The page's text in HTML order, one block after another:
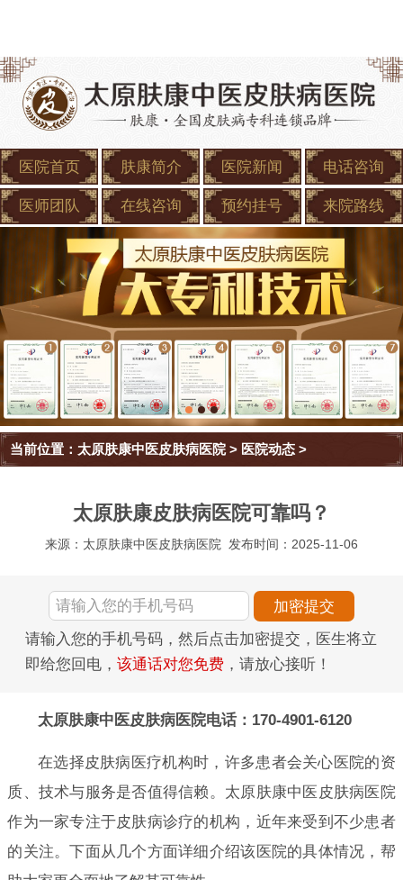
医院首页 肤康简介 医院新闻 电话咨询
医师团队 在线咨询 预约挂号 来院路线
当前位置： 太原肤康中医皮肤病医院> 医院动态 >
太原肤康皮肤病医院可靠吗？
来源：太原肤康中医皮肤病医院 发布时间：2025-11-06
请输入您的手机号码，然后点击加密提交，医生将立
即给您回电， 该通话对您免费 ，请放心接听！
太原肤康中医皮肤病医院电话：170-4901-6120
在选择皮肤病医疗机构时，许多患者会关心医院的资
质、技术与服务是否值得信赖。太原肤康中医皮肤病医院
作为一家专注于皮肤病诊疗的机构，近年来受到不少患者
的关注。下面从几个方面详细介绍该医院的具体情况，帮